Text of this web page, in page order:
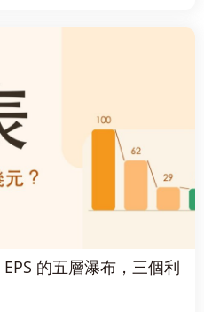
的五層瀑布，三個利